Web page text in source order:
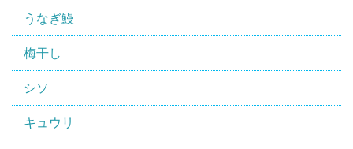
うなぎ鰻
梅干し
シソ
キュウリ